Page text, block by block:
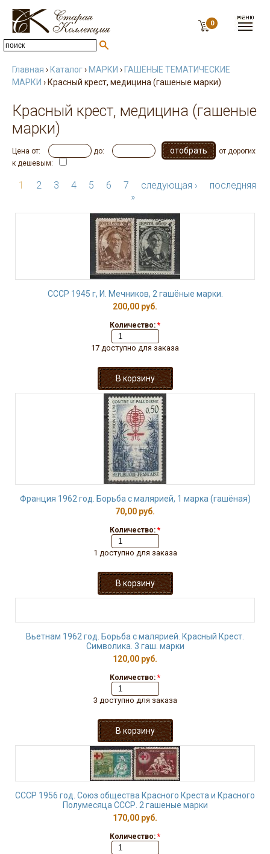
0
Главная › Каталог› МАРКИ › ГАШЁНЫЕ ТЕМАТИЧЕСКИЕ
МАРКИ › Красный крест, медицина (гашеные марки)
Красный крест, медицина (гашеные
марки)
Цена от: до:
от дорогих
к дешевым:
1 2 3 4 5 6 7 следующая ›
последняя
»
СССР 1945 г, И. Мечников, 2 гашёные марки.
200,00 руб.
Количество: *
17 доступно для заказа
Франция 1962 год. Борьба с малярией, 1 марка (гашёная)
70,00 руб.
Количество: *
1 доступно для заказа
Вьетнам 1962 год. Борьба с малярией. Красный Крест.
Символика. 3 гаш. марки
120,00 руб.
Количество: *
3 доступно для заказа
СССР 1956 год. Союз общества Красного Креста и Красного
Полумесяца СССР. 2 гашеные марки
170,00 руб.
Количество: *